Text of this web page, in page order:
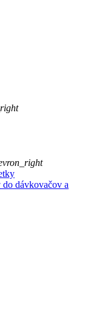
dávkovačov a